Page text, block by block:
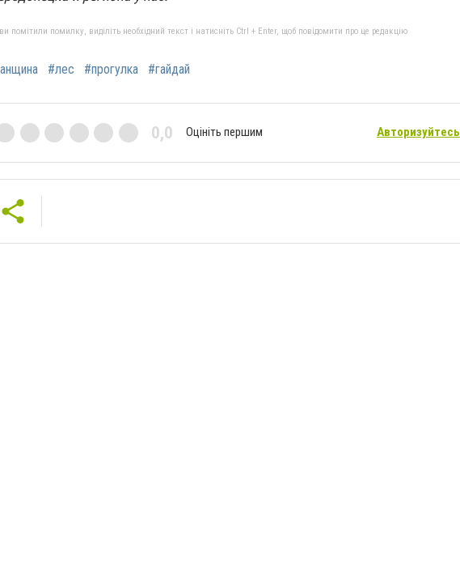
помітили помилку, виділіть необхідний текст і натисніть Ctrl + Enter, щоб повідомити про це редакцію
#лес #прогулка #гайдай
0,0 Оцініть першим Авторизуйтесь